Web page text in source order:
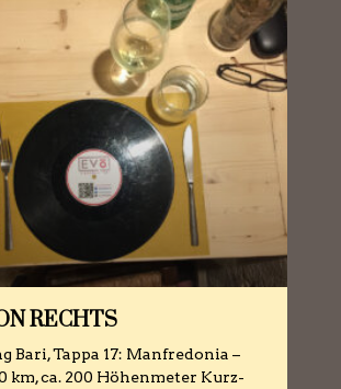
RECHTS
Bari, Tappa 17: Manfredonia –
km, ca. 200 Höhenmeter Kurz-